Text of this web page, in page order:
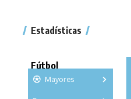
Estadísticas
Fútbol
Mayores